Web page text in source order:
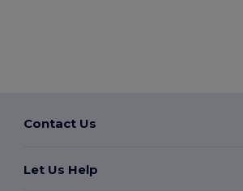
Contact Us
Let Us Help